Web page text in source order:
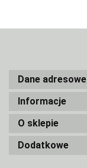
Dane adresowe
Informacje
O sklepie
Dodatkowe